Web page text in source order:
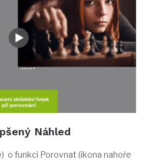
Náhled
o funkci Porovnat (ikona nahoře